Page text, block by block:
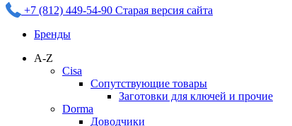
+7 (812) 449-54-90 Старая версия сайта
Бренды
A-Z
Cisa
Сопутствующие товары
Заготовки для ключей и прочие
Dorma
Доводчики